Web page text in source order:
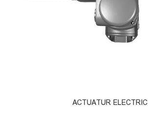
ACTUATUR ELECTRIC